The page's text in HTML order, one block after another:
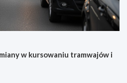
w kursowaniu tramwajów i